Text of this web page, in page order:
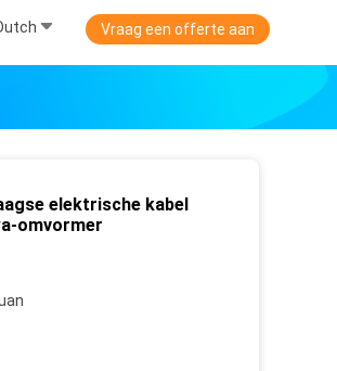
Vraag een offerte aan
elektrische kabel
omvormer